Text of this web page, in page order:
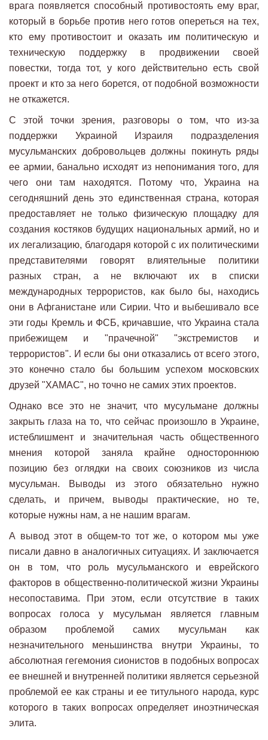
врага появляется способный противостоять ему враг,
который в борьбе против него готов опереться на тех,
кто ему противостоит и оказать им политическую и
техническую поддержку в продвижении своей
повестки, тогда тот, у кого действительно есть свой
проект и кто за него борется, от подобной возможности
не откажется.
С этой точки зрения, разговоры о том, что из-за
поддержки Украиной Израиля подразделения
мусульманских добровольцев должны покинуть ряды
ее армии, банально исходят из непонимания того, для
чего они там находятся. Потому что, Украина на
сегодняшний день это единственная страна, которая
предоставляет не только физическую площадку для
создания костяков будущих национальных армий, но и
их легализацию, благодаря которой с их политическими
представителями говорят влиятельные политики
разных стран, а не включают их в списки
международных террористов, как было бы, находись
они в Афганистане или Сирии. Что и выбешивало все
эти годы Кремль и ФСБ, кричавшие, что Украина стала
прибежищем и "прачечной" "экстремистов и
террористов". И если бы они отказались от всего этого,
это конечно стало бы большим успехом московских
друзей "ХАМАС", но точно не самих этих проектов.
Однако все это не значит, что мусульмане должны
закрыть глаза на то, что сейчас произошло в Украине,
истеблишмент и значительная часть общественного
мнения которой заняла крайне одностороннюю
позицию без оглядки на своих союзников из числа
мусульман. Выводы из этого обязательно нужно
сделать, и причем, выводы практические, но те,
которые нужны нам, а не нашим врагам.
А вывод этот в общем-то тот же, о котором мы уже
писали давно в аналогичных ситуациях. И заключается
он в том, что роль мусульманского и еврейского
факторов в общественно-политической жизни Украины
несопоставима. При этом, если отсутствие в таких
вопросах голоса у мусульман является главным
образом проблемой самих мусульман как
незначительного меньшинства внутри Украины, то
абсолютная гегемония сионистов в подобных вопросах
ее внешней и внутренней политики является серьезной
проблемой ее как страны и ее титульного народа, курс
которого в таких вопросах определяет иноэтническая
элита.